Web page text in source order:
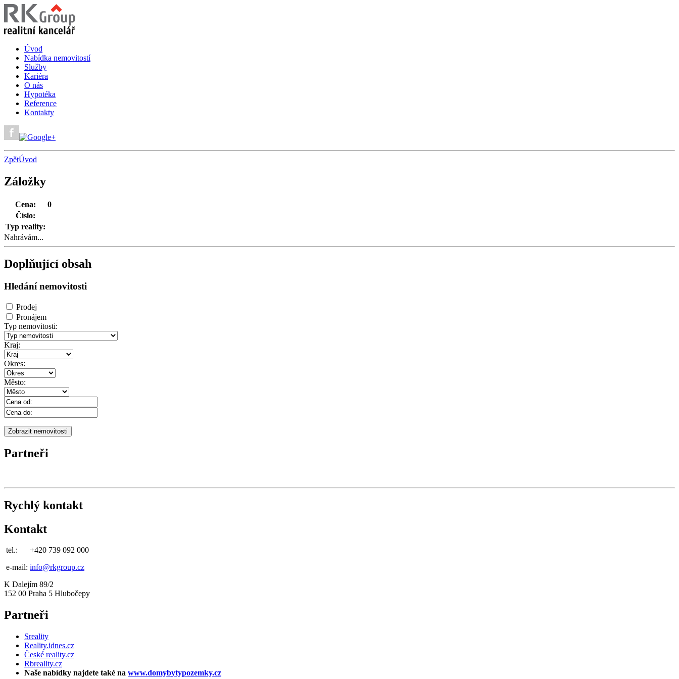
Úvod
Nabídka nemovitostí
Služby
Kariéra
O nás
Hypotéka
Reference
Kontakty
ZpětÚvod
Záložky
Cena:
0
Číslo:
Typ reality:
Nahrávám...
Doplňující obsah
Hledání nemovitosti
Prodej
Pronájem
Typ nemovitosti:
Kraj:
Okres:
Město:
Partneři
Rychlý kontakt
Kontakt
tel.: +420 739 092 000
e-mail: info@rkgroup.cz
K Dalejím 89/2
152 00 Praha 5 Hlubočepy
Partneři
Sreality
Reality.idnes.cz
České reality.cz
Rbreality.cz
Naše nabídky najdete také na www.domybytypozemky.cz